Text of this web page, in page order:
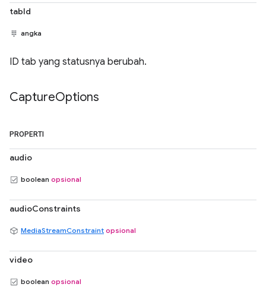
tabId
angka
ID tab yang statusnya berubah.
CaptureOptions
PROPERTI
audio
boolean opsional
audioConstraints
MediaStreamConstraint opsional
video
boolean opsional